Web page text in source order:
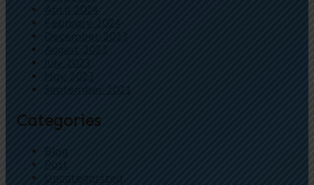
April 2024
February 2024
December 2023
August 2023
July 2023
May 2023
September 2021
Categories
Blog
Post
Uncategorized